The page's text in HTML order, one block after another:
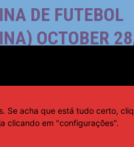
DE FUTEBOL
OCTOBER
movimentado, com a
oportunidades.E a primeira
minutos, em cobrança de falta
Se acha que está tudo certo,
clicando em "configurações".